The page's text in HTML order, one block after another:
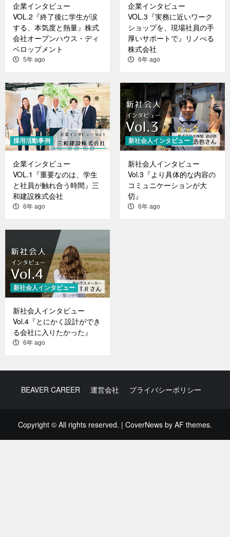
企業インタビュー
VOL.2『終了後に学生が涙
する、本気度と熱量』株式
会社オープンハウス・ディ
ベロップメント
5年 ago
企業インタビュー
VOL.3『実務に近いワーク
ショップを、現場社員の手
厚いサポートで』リノべる
株式会社
6年 ago
採用活動事例
企業インタビュー
VOL.1『重要なのは、学生
と社員が触れ合う時間』三
和建設株式会社
6年 ago
新社会人インタビュー
新社会人インタビュー
Vol.3『より具体的な内容の
コミュニケーションが大
切』
6年 ago
新社会人インタビュー
新社会人インタビュー
Vol.4『とにかく設計ができ
る会社に入りたかった』
6年 ago
BEAVER CAREER 運営会社 プライバシーポリシー
Copyright © All rights reserved. | CoverNews by AF themes.